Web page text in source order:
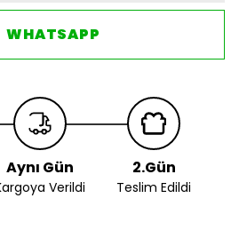
WHATSAPP
Aynı Gün
Verildi
2.Gün
Teslim Edildi